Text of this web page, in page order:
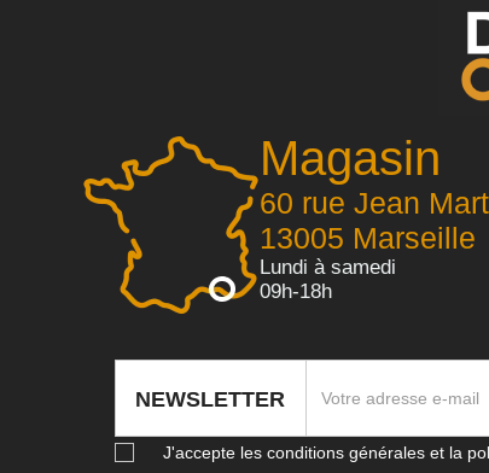
Magasin
60 rue Jean
13005 Marseille
Lundi à samedi
09h-18h
NEWSLETTER
J'accepte les conditions générales et la